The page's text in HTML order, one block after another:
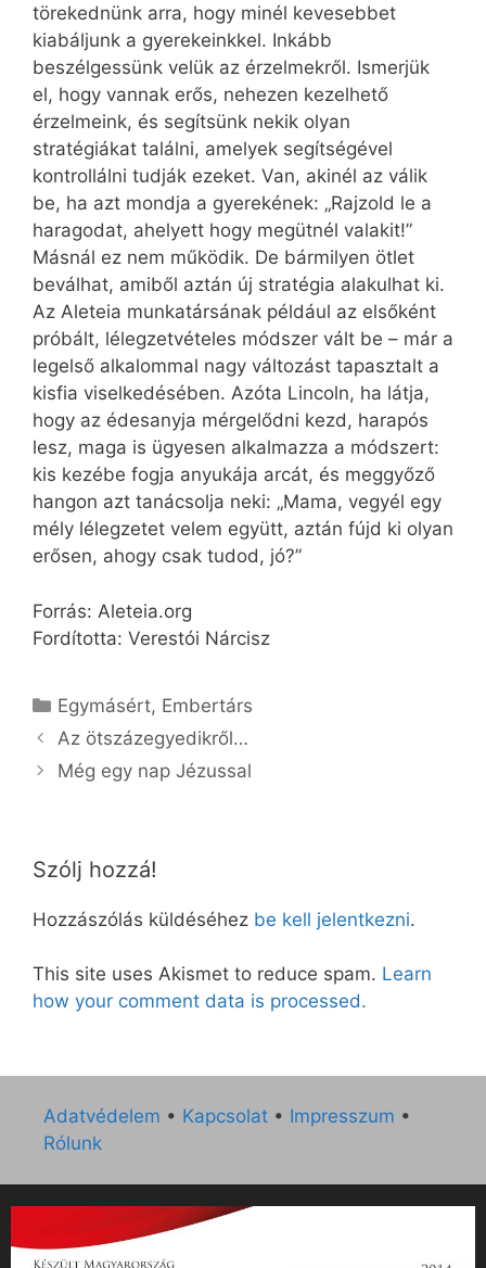
törekednünk arra, hogy minél kevesebbet
kiabáljunk a gyerekeinkkel. Inkább
beszélgessünk velük az érzelmekről. Ismerjük
el, hogy vannak erős, nehezen kezelhető
érzelmeink, és segítsünk nekik olyan
stratégiákat találni, amelyek segítségével
kontrollálni tudják ezeket. Van, akinél az válik
be, ha azt mondja a gyerekének: „Rajzold le a
haragodat, ahelyett hogy megütnél valakit!”
Másnál ez nem működik. De bármilyen ötlet
beválhat, amiből aztán új stratégia alakulhat ki.
Az Aleteia munkatársának például az elsőként
próbált, lélegzetvételes módszer vált be – már a
legelső alkalommal nagy változást tapasztalt a
kisfia viselkedésében. Azóta Lincoln, ha látja,
hogy az édesanyja mérgelődni kezd, harapós
lesz, maga is ügyesen alkalmazza a módszert:
kis kezébe fogja anyukája arcát, és meggyőző
hangon azt tanácsolja neki: „Mama, vegyél egy
mély lélegzetet velem együtt, aztán fújd ki olyan
erősen, ahogy csak tudod, jó?”
Forrás: Aleteia.org
Fordította: Verestói Nárcisz
Kategória
Egymásért, Embertárs
Az ötszázegyedikről…
Még egy nap Jézussal
Szólj hozzá!
Hozzászólás küldéséhez be kell jelentkezni.
This site uses Akismet to reduce spam. Learn
how your comment data is processed.
Adatvédelem • Kapcsolat • Impresszum •
Rólunk